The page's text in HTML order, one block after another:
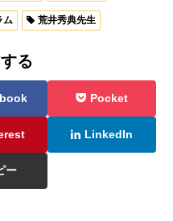
ム 荒井秀典先生
る
Pocket
LinkedIn
ー